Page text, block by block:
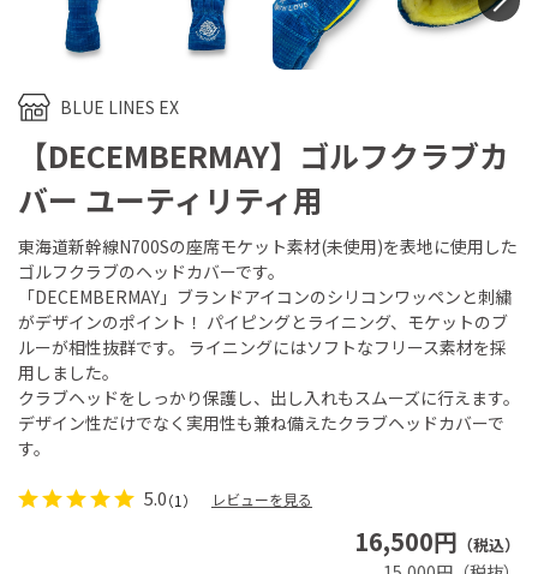
BLUE LINES EX
【DECEMBERMAY】ゴルフクラブカ
バー ユーティリティ用
16,500円 （税込）
東海道新幹線N700Sの座席モケット素材(未使用)を表地に使用した
ゴルフクラブのヘッドカバーです。
「DECEMBERMAY」ブランドアイコンのシリコンワッペンと刺繍
がデザインのポイント！ パイピングとライニング、モケットのブ
ルーが相性抜群です。 ライニングにはソフトなフリース素材を採
用しました。
クラブヘッドをしっかり保護し、出し入れもスムーズに行えます。
デザイン性だけでなく実用性も兼ね備えたクラブヘッドカバーで
す。
5.0（1） レビューを見る